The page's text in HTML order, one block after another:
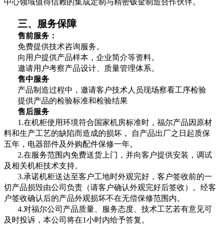
三、服务保障
售前服务：
免费提供技术咨询服务。
向用户提供产品样本，企业简介等资料。
邀请用户考察产品设计、质量管理体系。
售中服务
产品制造过程中，邀请客户技术人员现场察看工序检验
提供产品的检验标准和检验结果
售后服务
1.在机柜使用环境符合国家机房标准时，福尔产品因原材
料和生产工艺的缺陷而造成的损坏， 自产品出厂之日起质保
五年，电器部件及外购配件保修一年。
2.在服务范围内免费送货上门，并向客户提供安装，调试
及相关机柜技术支持。
3.承诺机柜送达至客户工地时外观完好，客户签收前的一
切产品损毁由公司负责（请客户确认外观完好后签收）。经客
户签收确认后的产品外观损坏不在无偿保修范围内。
4.对福尔公司产品质量、服务态度、技术工艺若有意见可
及时投诉，本公司将在1小时内给予答复。